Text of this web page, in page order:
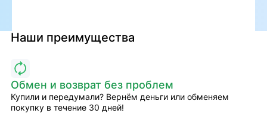
Наши преимущества
Обмен и возврат без проблем
Купили и передумали? Вернём деньги или обменяем
покупку в течение 30 дней!